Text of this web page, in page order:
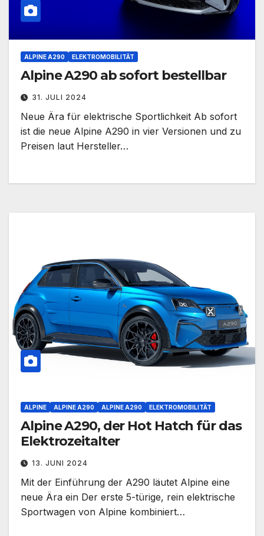
ALPINE A290 ELEKTROMOBILITÄT
Alpine A290 ab sofort bestellbar
31. JULI 2024
Neue Ära für elektrische Sportlichkeit Ab sofort
ist die neue Alpine A290 in vier Versionen und zu
Preisen laut Hersteller…
ALPINE ALPINE A290 ALPINE A290 ELEKTROMOBILITÄT
Alpine A290, der Hot Hatch für das
Elektrozeitalter
13. JUNI 2024
Mit der Einführung der A290 läutet Alpine eine
neue Ära ein Der erste 5-türige, rein elektrische
Sportwagen von Alpine kombiniert…